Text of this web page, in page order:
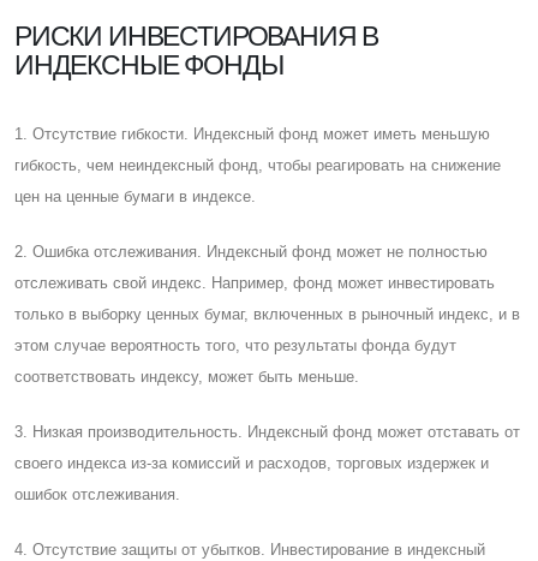
РИСКИ ИНВЕСТИРОВАНИЯ В
ИНДЕКСНЫЕ ФОНДЫ
1. Отсутствие гибкости. Индексный фонд может иметь меньшую
гибкость, чем неиндексный фонд, чтобы реагировать на снижение
цен на ценные бумаги в индексе.
2. Ошибка отслеживания. Индексный фонд может не полностью
отслеживать свой индекс. Например, фонд может инвестировать
только в выборку ценных бумаг, включенных в рыночный индекс, и в
этом случае вероятность того, что результаты фонда будут
соответствовать индексу, может быть меньше.
3. Низкая производительность. Индексный фонд может отставать от
своего индекса из-за комиссий и расходов, торговых издержек и
ошибок отслеживания.
4. Отсутствие защиты от убытков. Инвестирование в индексный